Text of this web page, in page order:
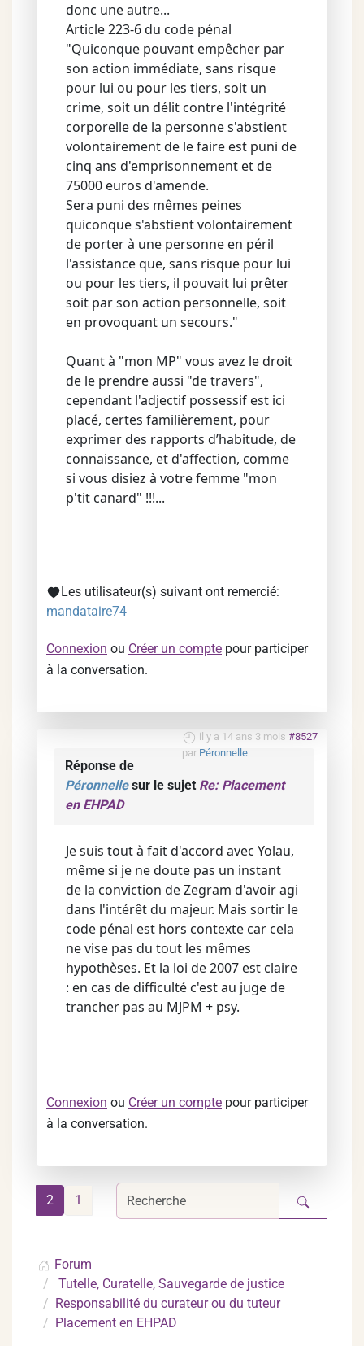
donc une autre...
Article 223-6 du code pénal
"Quiconque pouvant empêcher par
son action immédiate, sans risque
pour lui ou pour les tiers, soit un
crime, soit un délit contre l'intégrité
corporelle de la personne s'abstient
volontairement de le faire est puni de
cinq ans d'emprisonnement et de
75000 euros d'amende.
Sera puni des mêmes peines
quiconque s'abstient volontairement
de porter à une personne en péril
l'assistance que, sans risque pour lui
ou pour les tiers, il pouvait lui prêter
soit par son action personnelle, soit
en provoquant un secours."
Quant à "mon MP" vous avez le droit
de le prendre aussi "de travers",
cependant l'adjectif possessif est ici
placé, certes familièrement, pour
exprimer des rapports d’habitude, de
connaissance, et d'affection, comme
si vous disiez à votre femme "mon
p'tit canard" !!!...
Les utilisateur(s) suivant ont remercié:
mandataire74
Connexion ou Créer un compte pour participer
à la conversation.
il y a 14 ans 3 mois #8527
par Péronnelle
Réponse de
Péronnellesur le sujet Re: Placement
en EHPAD
Je suis tout à fait d'accord avec Yolau,
même si je ne doute pas un instant
de la conviction de Zegram d'avoir agi
dans l'intérêt du majeur. Mais sortir le
code pénal est hors contexte car cela
ne vise pas du tout les mêmes
hypothèses. Et la loi de 2007 est claire
: en cas de difficulté c'est au juge de
trancher pas au MJPM + psy.
Connexion ou Créer un compte pour participer
à la conversation.
1
2
Forum
Tutelle, Curatelle, Sauvegarde de justice
Responsabilité du curateur ou du tuteur
Placement en EHPAD